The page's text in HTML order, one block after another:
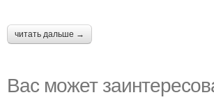
читать дальше →
Вас может